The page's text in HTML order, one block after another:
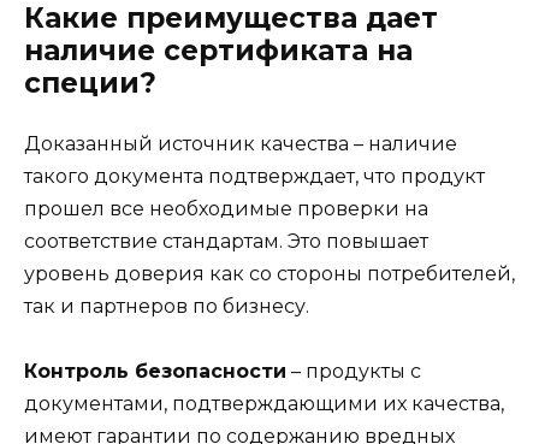
Какие преимущества дает
наличие сертификата на
специи?
Доказанный источник качества – наличие
такого документа подтверждает, что продукт
прошел все необходимые проверки на
соответствие стандартам. Это повышает
уровень доверия как со стороны потребителей,
так и партнеров по бизнесу.
Контроль безопасности – продукты с
документами, подтверждающими их качества,
имеют гарантии по содержанию вредных